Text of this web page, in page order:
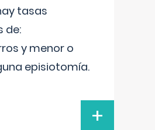
tasas
de:
y menor o
episiotomía.
+